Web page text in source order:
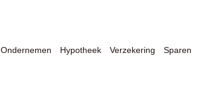
Ondernemen Hypotheek Verzekering Sparen